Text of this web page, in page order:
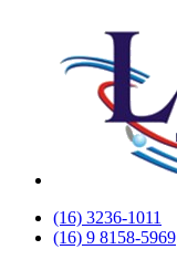
(16) 3236-1011
(16) 9 8158-5969